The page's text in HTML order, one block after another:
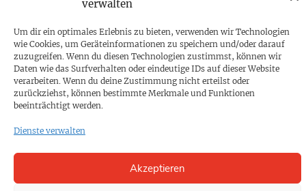
verwalten
Um dir ein optimales Erlebnis zu bieten, verwenden wir Technologien
wie Cookies, um Geräteinformationen zu speichern und/oder darauf
zuzugreifen. Wenn du diesen Technologien zustimmst, können wir
Daten wie das Surfverhalten oder eindeutige IDs auf dieser Website
verarbeiten. Wenn du deine Zustimmung nicht erteilst oder
zurückziehst, können bestimmte Merkmale und Funktionen
beeinträchtigt werden.
Dienste verwalten
Akzeptieren